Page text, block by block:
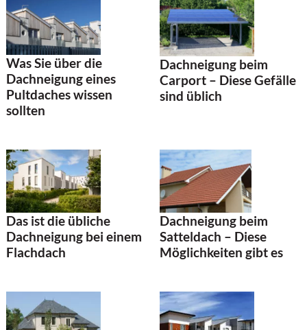
Was Sie über die
Dachneigung eines
Pultdaches wissen
sollten
Dachneigung beim
Carport – Diese Gefälle
sind üblich
Das ist die übliche
Dachneigung bei einem
Flachdach
Dachneigung beim
Satteldach – Diese
Möglichkeiten gibt es